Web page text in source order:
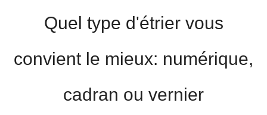
Quel type d'étrier vous
convient le mieux: numérique,
cadran ou vernier